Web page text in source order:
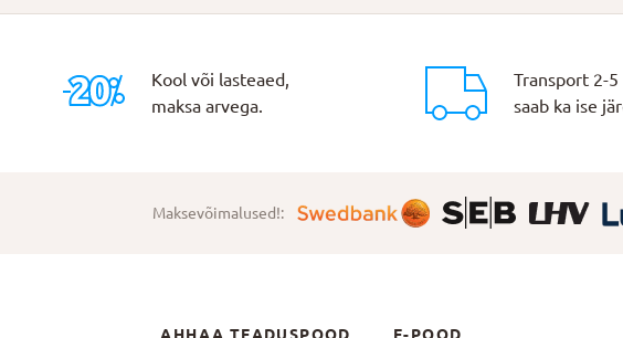
Kool või lasteaed,
maksa arvega.
Transport 2-5
saab ka ise
Maksevõimalused!:
AHHAA TEADUSPOOD E-POOD